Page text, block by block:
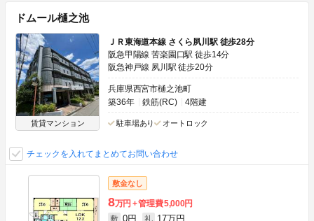
ドムール樋之池
賃貸マンション
ＪＲ東海道本線 さくら夙川駅 徒歩28分
阪急甲陽線 苦楽園口駅 徒歩14分
阪急神戸線 夙川駅 徒歩20分
兵庫県西宮市樋之池町
築36年
鉄筋(RC) 4階建
駐車場あり オートロック
チェックを入れてまとめてお問い合わせ
敷金なし
8万円 管理費5,000円
敷 0円 礼 17万円